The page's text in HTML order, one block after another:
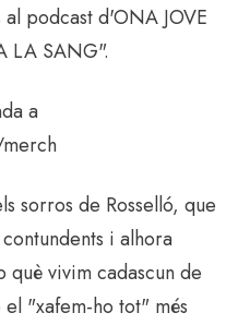
podcast d'ONA JOVE
LA SANG".
a
sorros de Rosselló, que
i alhora
què vivim cadascun de
"xafem-ho tot" més